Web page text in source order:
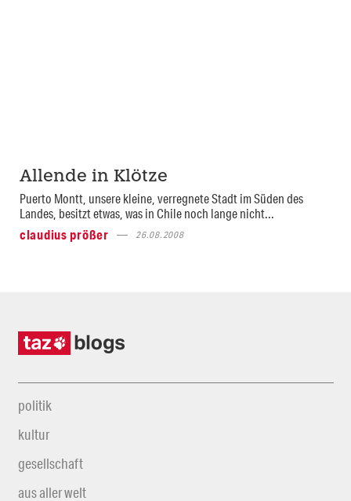
Allende in Klötze
Puerto Montt, unsere kleine, verregnete Stadt im Süden des
Landes, besitzt etwas, was in Chile noch lange nicht...
claudius prößer
26.08.2008
politik
kultur
gesellschaft
aus aller welt